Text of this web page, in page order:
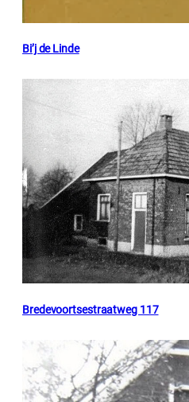
Bi’j de Linde
Bredevoortsestraatweg 117